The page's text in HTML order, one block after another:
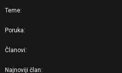
Teme
Poruka
Članovi
Najnoviji član